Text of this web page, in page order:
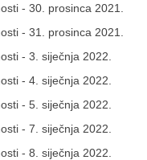
- 30. prosinca 2021.
- 31. prosinca 2021.
- 3. siječnja 2022.
- 4. siječnja 2022.
- 5. siječnja 2022.
- 7. siječnja 2022.
- 8. siječnja 2022.